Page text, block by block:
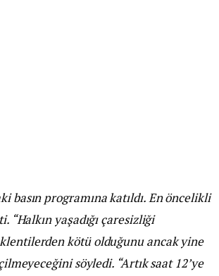
basın programına katıldı. En öncelikli
yaşadığı çaresizliği
kötü olduğunu ancak yine
söyledi. “Artık saat 12’ye